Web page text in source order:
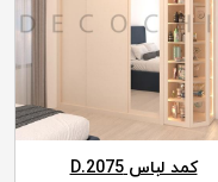
کمد لباس D.2075